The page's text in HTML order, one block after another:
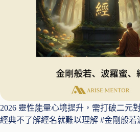
2026 靈性能量心境提升，需打破二元
經典不了解經名就難以理解 #金剛般若